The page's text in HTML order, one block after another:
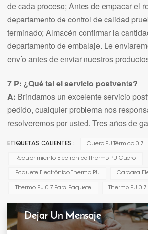
de cada proceso; Antes de empacar el
departamento de control de calidad
terminado; Almacén confirmar la
departamento de embalaje. Le
envío antes de enviar nuestros
7 P: ¿Qué tal el servicio postventa?
A: Brindamos un excelente servicio
pedido, cualquier problema nos
resolveremos por usted. Tres años de
ETIQUETAS CALIENTES : Cuero PU Térmico 0.7
Recubrimiento Electrónico Thermo PU Cuero
Paquete Electrónico Thermo PU Carcasa
Thermo PU 0.7 Para Paquete Thermo PU
Dejar Un Mensaje